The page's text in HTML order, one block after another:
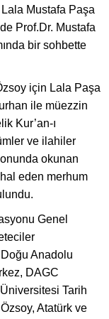
Lala Mustafa Paşa
Prof.Dr. Mustafa
bir sohbette
için Lala Paşa
ile müezzin
Kur’an-ı
ve ilahiler
okunan
eden merhum
Genel
Anadolu
DAGC
Tarih
Atatürk ve